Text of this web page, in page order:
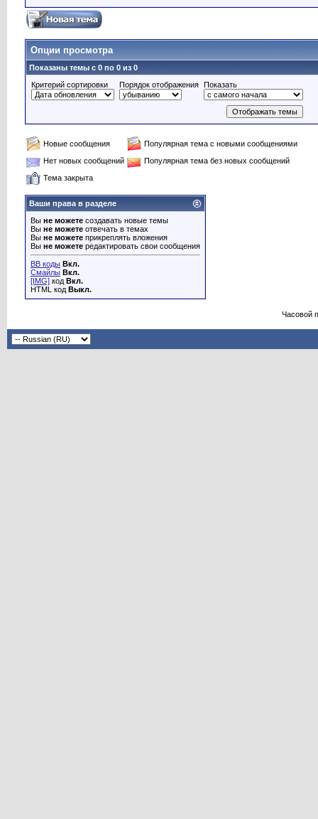
Опции просмотра
Показаны темы с 0 по 0 из 0
Критерий сортировки
Порядок отображения Показать
Новые сообщения
Популярная тема с новыми сообщениями
Нет новых сообщений
Популярная тема без новых сообщений
Тема закрыта
Ваши права в разделе
Вы не можете создавать новые темы
Вы не можете отвечать в темах
Вы не можете прикреплять вложения
Вы не можете редактировать свои сообщения
BB коды Вкл.
Смайлы Вкл.
[IMG] код Вкл.
HTML код Выкл.
Часовой